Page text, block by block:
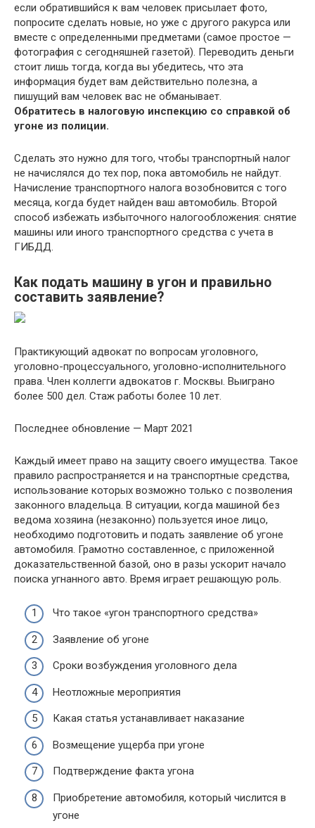
если обратившийся к вам человек присылает фото,
попросите сделать новые, но уже с другого ракурса или
вместе с определенными предметами (самое простое —
фотография с сегодняшней газетой). Переводить деньги
стоит лишь тогда, когда вы убедитесь, что эта
информация будет вам действительно полезна, а
пишущий вам человек вас не обманывает.
Обратитесь в налоговую инспекцию со справкой об
угоне из полиции.
Сделать это нужно для того, чтобы транспортный налог
не начислялся до тех пор, пока автомобиль не найдут.
Начисление транспортного налога возобновится с того
месяца, когда будет найден ваш автомобиль. Второй
способ избежать избыточного налогообложения: снятие
машины или иного транспортного средства с учета в
ГИБДД.
Как подать машину в угон и правильно
составить заявление?
Практикующий адвокат по вопросам уголовного,
уголовно-процессуального, уголовно-исполнительного
права. Член коллегги адвокатов г. Москвы. Выиграно
более 500 дел. Стаж работы более 10 лет.
Последнее обновление — Март 2021
Каждый имеет право на защиту своего имущества. Такое
правило распространяется и на транспортные средства,
использование которых возможно только с позволения
законного владельца. В ситуации, когда машиной без
ведома хозяина (незаконно) пользуется иное лицо,
необходимо подготовить и подать заявление об угоне
автомобиля. Грамотно составленное, с приложенной
доказательственной базой, оно в разы ускорит начало
поиска угнанного авто. Время играет решающую роль.
Что такое «угон транспортного средства»
Заявление об угоне
Сроки возбуждения уголовного дела
Неотложные мероприятия
Какая статья устанавливает наказание
Возмещение ущерба при угоне
Подтверждение факта угона
Приобретение автомобиля, который числится в
угоне